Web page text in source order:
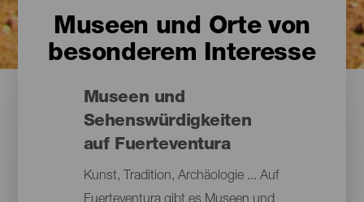
Museen und Orte von
besonderem Interesse
Museen und
Sehenswürdigkeiten
auf Fuerteventura
Kunst, Tradition, Archäologie ... Auf